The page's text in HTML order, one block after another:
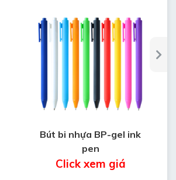
Bút bi nhựa BP-gel ink
pen
Click xem giá